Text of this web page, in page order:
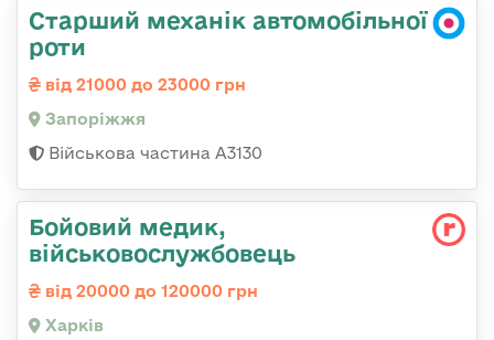
Старший механік автомобільної
роти
від 21000 до 23000 грн
Запоріжжя
Військова частина А3130
Бойовий медик,
військовослужбовець
від 20000 до 120000 грн
Харків